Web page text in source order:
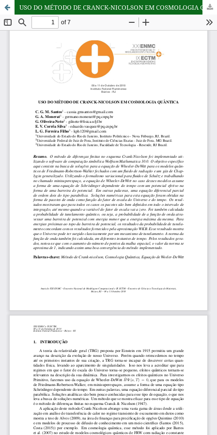
USO DO MÉTODO DE CRANCK-NICOLSON EM COSMOLOGIA QUÂNTICA